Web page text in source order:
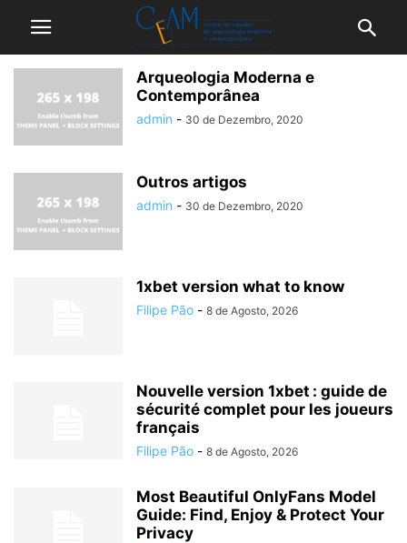
Arqueologia Moderna e
Contemporânea
admin - 30 de Dezembro, 2020
Outros artigos
admin - 30 de Dezembro, 2020
1xbet version what to know
Filipe Pão - 8 de Agosto, 2026
Nouvelle version 1xbet : guide de
sécurité complet pour les joueurs
français
Filipe Pão - 8 de Agosto, 2026
Most Beautiful OnlyFans Model
Guide: Find, Enjoy & Protect Your
Privacy